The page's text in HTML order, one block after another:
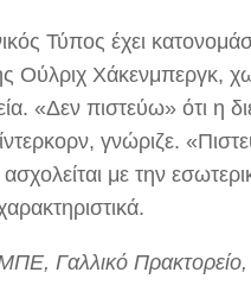
Τύπος έχει
Ούλριχ Χάκενμπεργκ,
«Δεν πιστεύω» ότι
γνώριζε.
με την
Γαλλικό